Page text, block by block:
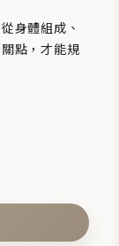
身體組成、
點，才能規